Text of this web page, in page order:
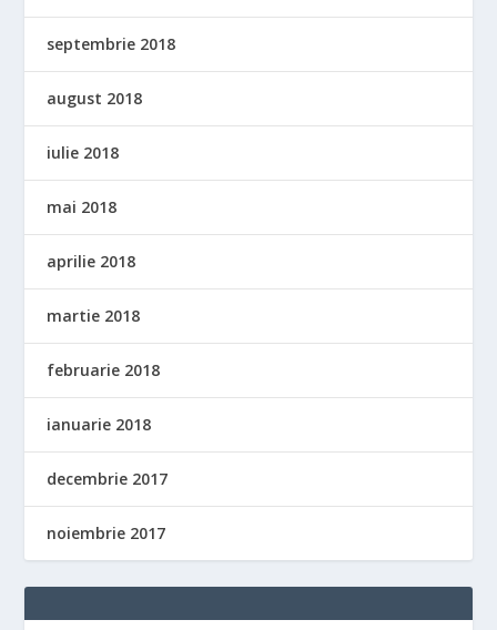
septembrie 2018
august 2018
iulie 2018
mai 2018
aprilie 2018
martie 2018
februarie 2018
ianuarie 2018
decembrie 2017
noiembrie 2017